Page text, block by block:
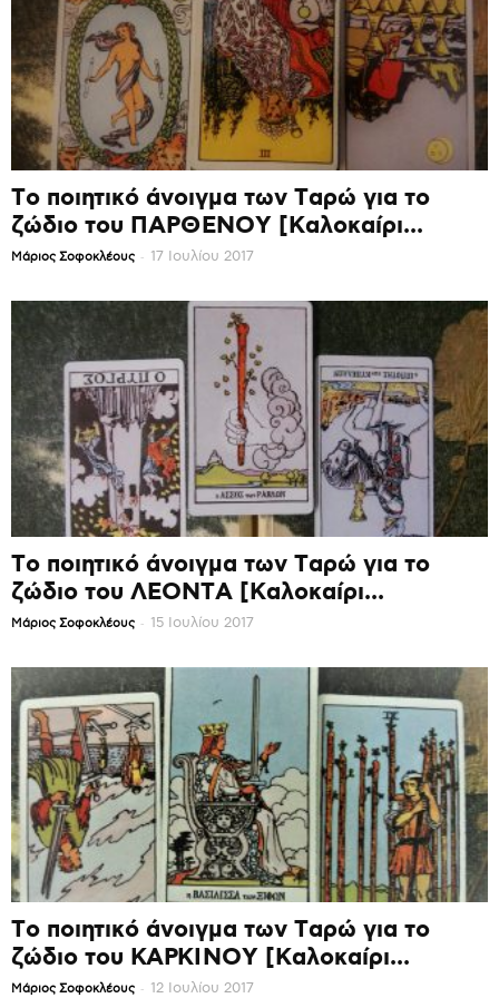
Το ποιητικό άνοιγμα των Ταρώ για το
ζώδιο του ΠΑΡΘΕΝΟΥ [Καλοκαίρι...
Mάριος Σοφοκλέους - 17 Ιουλίου 2017
Το ποιητικό άνοιγμα των Ταρώ για το
ζώδιο του ΛΕΟΝΤΑ [Καλοκαίρι...
Mάριος Σοφοκλέους - 15 Ιουλίου 2017
Το ποιητικό άνοιγμα των Ταρώ για το
ζώδιο του ΚΑΡΚΙΝΟΥ [Καλοκαίρι...
Mάριος Σοφοκλέους - 12 Ιουλίου 2017